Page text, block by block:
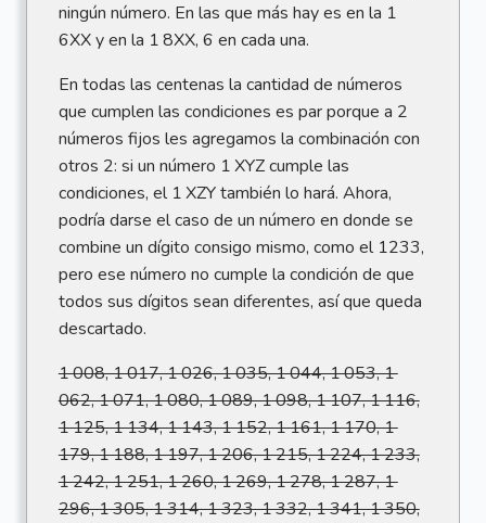
ningún número. En las que más hay es en la 1
6XX y en la 1 8XX, 6 en cada una.
En todas las centenas la cantidad de números
que cumplen las condiciones es par porque a 2
números fijos les agregamos la combinación con
otros 2: si un número 1 XYZ cumple las
condiciones, el 1 XZY también lo hará. Ahora,
podría darse el caso de un número en donde se
combine un dígito consigo mismo, como el 1233,
pero ese número no cumple la condición de que
todos sus dígitos sean diferentes, así que queda
descartado.
1 008, 1 017, 1 026, 1 035, 1 044, 1 053, 1
062, 1 071, 1 080, 1 089, 1 098, 1 107, 1 116,
1 125, 1 134, 1 143, 1 152, 1 161, 1 170, 1
179, 1 188, 1 197, 1 206, 1 215, 1 224, 1 233,
1 242, 1 251, 1 260, 1 269, 1 278, 1 287, 1
296, 1 305, 1 314, 1 323, 1 332, 1 341, 1 350,